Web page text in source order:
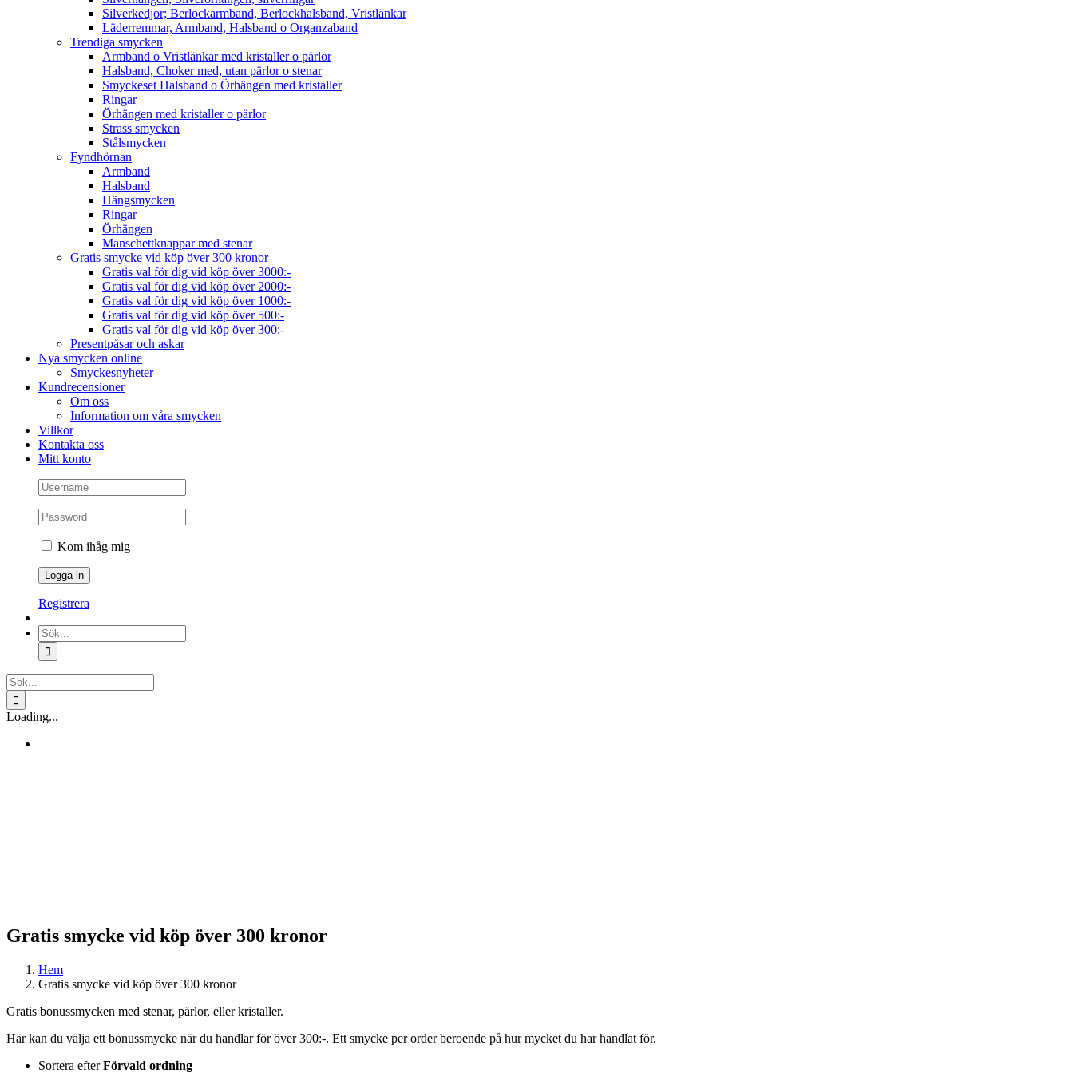
Silverkedjor; Berlockarmband, Berlockhalsband, Vristlänkar
Läderremmar, Armband, Halsband o Organzaband
Trendiga smycken
Armband o Vristlänkar med kristaller o pärlor
Halsband, Choker med, utan pärlor o stenar
Smyckeset Halsband o Örhängen med kristaller
Ringar
Örhängen med kristaller o pärlor
Strass smycken
Stålsmycken
Fyndhörnan
Armband
Halsband
Hängsmycken
Ringar
Örhängen
Manschettknappar med stenar
Gratis smycke vid köp över 300 kronor
Gratis val för dig vid köp över 3000:-
Gratis val för dig vid köp över 2000:-
Gratis val för dig vid köp över 1000:-
Gratis val för dig vid köp över 500:-
Gratis val för dig vid köp över 300:-
Presentpåsar och askar
Nya smycken online
Smyckesnyheter
Kundrecensioner
Om oss
Information om våra smycken
Villkor
Kontakta oss
Mitt konto
Kom ihåg mig
Registrera
Sök
efter:
Sök
efter:
Loading...
Gratis smycke vid köp över 300 kronor
Hem
Gratis smycke vid köp över 300 kronor
Gratis bonussmycken med stenar, pärlor, eller kristaller.
Här kan du välja ett bonussmycke när du handlar för över 300:-. Ett smycke per order beroende på hur mycket du har handlat för.
Sortera efterFörvald ordning